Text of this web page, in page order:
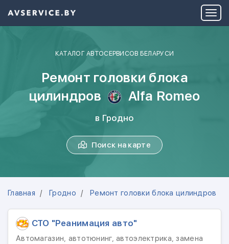
КАТАЛОГ АВТОСЕРВИСОВ БЕЛАРУСИ
Ремонт головки блока
цилиндров
Alfa Romeo
в Гродно
Поиск на карте
Главная Гродно Ремонт головки блока цилиндров
СТО "Реанимация авто"
Автомагазин, автотюнинг, автоэлектрика, замена